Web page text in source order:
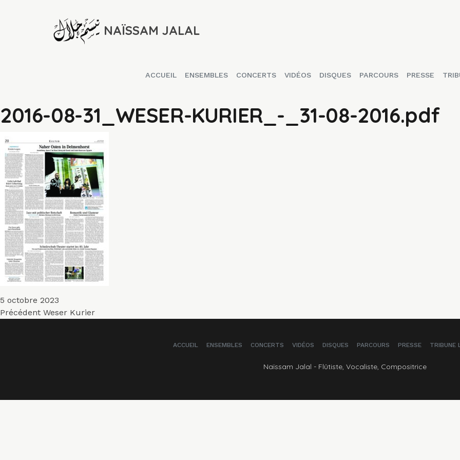
NAÏSSAM JALAL
ACCUEIL ENSEMBLES CONCERTS VIDÉOS DISQUES PARCOURS PRESSE
2016-08-31_WESER-KURIER_-_31-08-2016.pdf
Publié
le
5 octobre 2023
Navigation
Précédent Article
Weser Kurier
ACCUEIL ENSEMBLES CONCERTS VIDÉOS DISQUES PARCOURS PRESSE TRIBUNE
Naïssam Jalal - Flûtiste, Vocaliste, Compositrice